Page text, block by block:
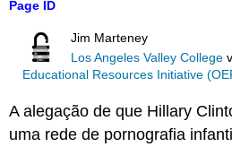
Page ID
Jim Marteney
Los Angeles Valley College
Educational Resources Initiative
A alegação de que Hillary
uma rede de pornografia